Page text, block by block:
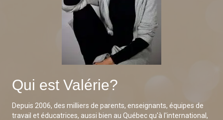
Qui est Valérie?
Depuis 2006, des milliers de parents, enseignants, équipes de
travail et éducatrices, aussi bien au Québec qu'à l'international,